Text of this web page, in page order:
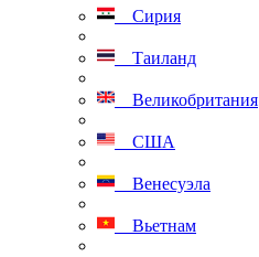
Сирия
Таиланд
Великобритания
США
Венесуэла
Вьетнам